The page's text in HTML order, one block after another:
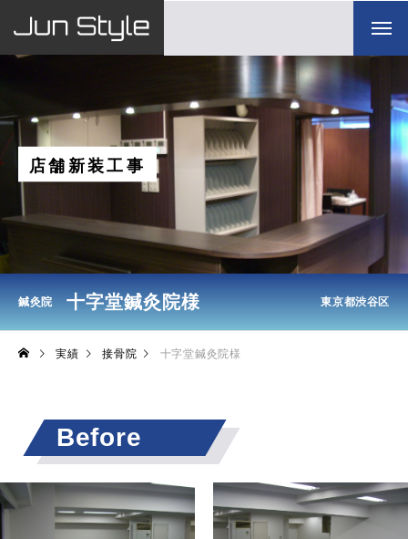
店舗 新装工 事
鍼灸院 十字堂鍼灸院様 東京都渋谷区
実績 接骨院 十字堂鍼灸院様
Before